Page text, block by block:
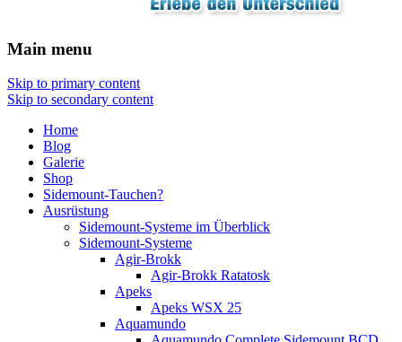
Main menu
Skip to primary content
Skip to secondary content
Home
Blog
Galerie
Shop
Sidemount-Tauchen?
Ausrüstung
Sidemount-Systeme im Überblick
Sidemount-Systeme
Agir-Brokk
Agir-Brokk Ratatosk
Apeks
Apeks WSX 25
Aquamundo